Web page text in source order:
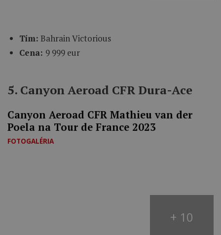
Tím: Bahrain Victorious
Cena: 9 999 eur
5. Canyon Aeroad CFR Dura-Ace
Canyon Aeroad CFR Mathieu van der
Poela na Tour de France 2023
FOTOGALÉRIA
+ 10